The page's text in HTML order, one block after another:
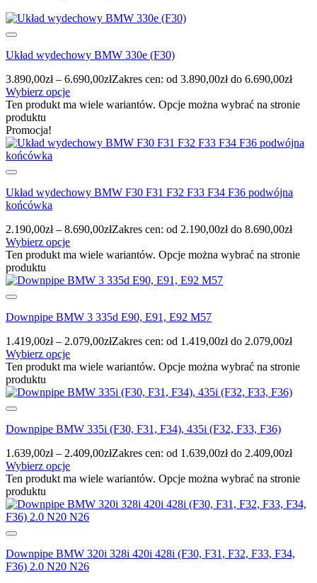
Układ wydechowy BMW 330e (F30)
3.890,00zł – 6.690,00złZakres cen: od 3.890,00zł do 6.690,00zł
Wybierz opcje
Ten produkt ma wiele wariantów. Opcje można wybrać na stronie
produktu
Promocja!
Układ wydechowy BMW F30 F31 F32 F33 F34 F36 podwójna
końcówka
2.190,00zł – 8.690,00złZakres cen: od 2.190,00zł do 8.690,00zł
Wybierz opcje
Ten produkt ma wiele wariantów. Opcje można wybrać na stronie
produktu
Downpipe BMW 3 335d E90, E91, E92 M57
1.419,00zł – 2.079,00złZakres cen: od 1.419,00zł do 2.079,00zł
Wybierz opcje
Ten produkt ma wiele wariantów. Opcje można wybrać na stronie
produktu
Downpipe BMW 335i (F30, F31, F34), 435i (F32, F33, F36)
1.639,00zł – 2.409,00złZakres cen: od 1.639,00zł do 2.409,00zł
Wybierz opcje
Ten produkt ma wiele wariantów. Opcje można wybrać na stronie
produktu
Downpipe BMW 320i 328i 420i 428i (F30, F31, F32, F33, F34,
F36) 2.0 N20 N26